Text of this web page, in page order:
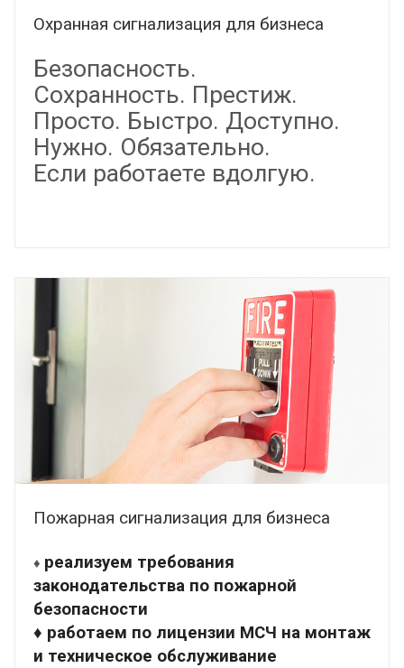
Охранная сигнализация для бизнеса
Безопасность.
Сохранность. Престиж.
Просто. Быстро. Доступно.
Нужно. Обязательно.
Если работаете вдолгую.
Пожарная сигнализация для бизнеса
♦ реализуем требования
законодательства по пожарной
безопасности
♦ работаем по лицензии МСЧ на монтаж
и техническое обслуживание